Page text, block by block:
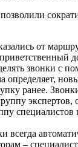
от
звонки с
определяет,
ранее.
всегда
–